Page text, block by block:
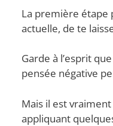
La première étape
actuelle, de te
Garde à l’esprit
pensée négative
Mais il est
appliquant